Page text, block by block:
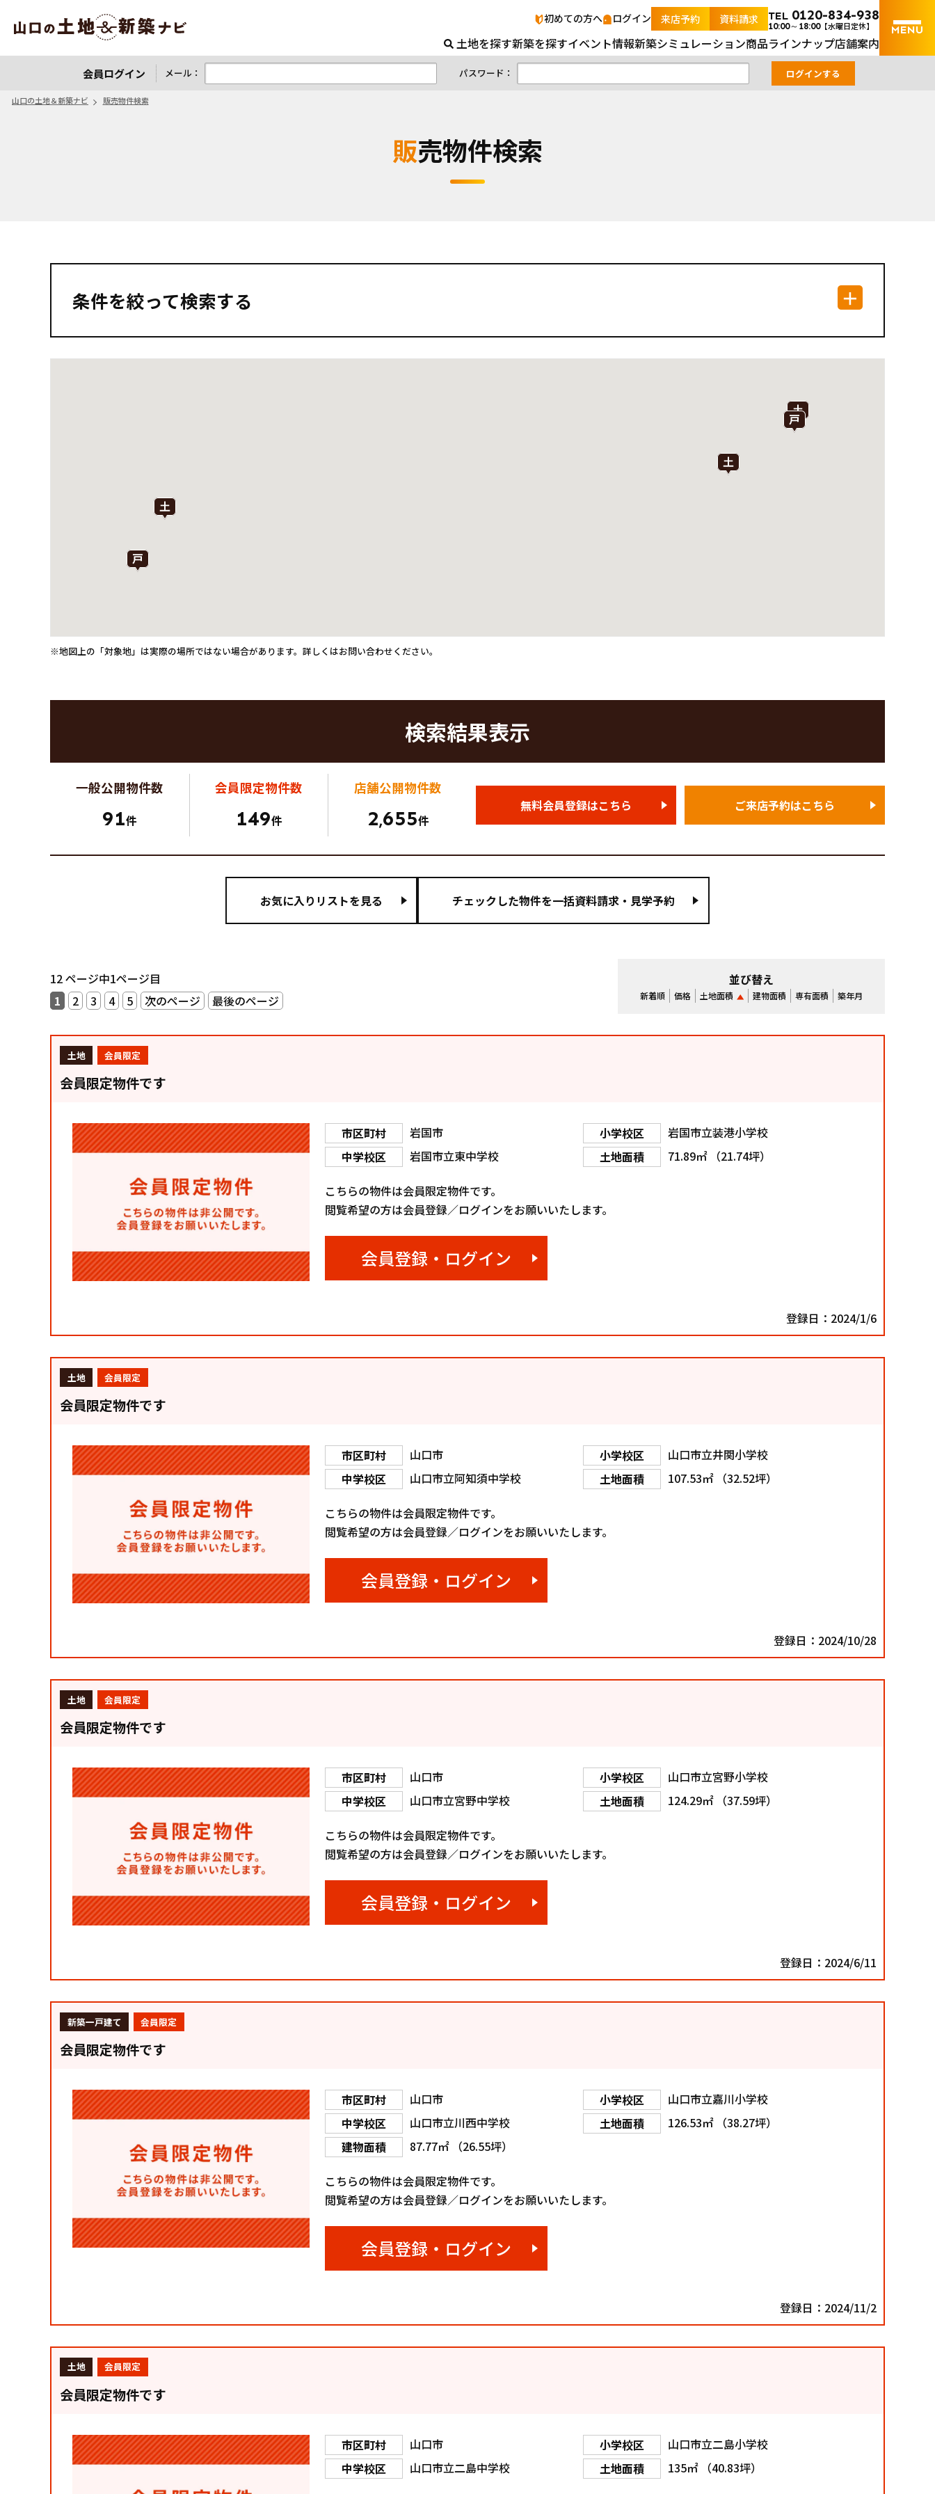
販売物件検索｜山口の土地＆新築ナビ｜山口県内の土地と新築戸建の不動産検索サイト
初めての方へ ログイン 来店予約 資料請求 TEL 0120-834-938
10:00～18:00【水曜日定休】
土地を探す新築を探すイベント情報新築シミュレーション商品ラインナップ店舗案内
会員ログイン メール： パスワード：
山口の土地＆新築ナビ 販売物件検索
販売物件検索
条件を絞って検索する
※地図上の「対象地」は実際の場所ではない場合があります。詳しくはお問い合わせください。
検索結果表示
一般公開物件数
91件
会員限定物件数
149件
店舗公開物件数
2,655件
無料会員登録はこちら ご来店予約はこちら
お気に入りリストを見る
12 ページ中1ページ目
1
2 3 4 5 次のページ 最後のページ
並び替え
新着順 価格 土地面積 建物面積 専有面積 築年月
土地 会員限定
会員限定物件です
市区町村 岩国市 小学校区
岩国市立装港小学校
中学校区
岩国市立東中学校 土地面積 71.89㎡ （21.74坪）
こちらの物件は会員限定物件です。
閲覧希望の方は会員登録／ログインをお願いいたします。
会員登録・ログイン
登録日：2024/1/6
土地 会員限定
会員限定物件です
市区町村 山口市 小学校区
山口市立井関小学校
中学校区
山口市立阿知須中学校 土地面積 107.53㎡ （32.52坪）
こちらの物件は会員限定物件です。
閲覧希望の方は会員登録／ログインをお願いいたします。
会員登録・ログイン
登録日：2024/10/28
土地 会員限定
会員限定物件です
市区町村 山口市 小学校区
山口市立宮野小学校
中学校区
山口市立宮野中学校 土地面積 124.29㎡ （37.59坪）
こちらの物件は会員限定物件です。
閲覧希望の方は会員登録／ログインをお願いいたします。
会員登録・ログイン
登録日：2024/6/11
新築一戸建て 会員限定
会員限定物件です
市区町村 山口市 小学校区
山口市立嘉川小学校
中学校区
山口市立川西中学校 土地面積
126.53㎡ （38.27坪）
建物面積
87.77㎡ （26.55坪）
こちらの物件は会員限定物件です。
閲覧希望の方は会員登録／ログインをお願いいたします。
会員登録・ログイン
登録日：2024/11/2
土地 会員限定
会員限定物件です
市区町村 山口市 小学校区
山口市立二島小学校
中学校区
山口市立二島中学校 土地面積 135㎡ （40.83坪）